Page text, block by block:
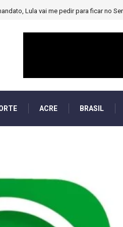
forte’ diminuindo chuvas e
ACRE BRASIL